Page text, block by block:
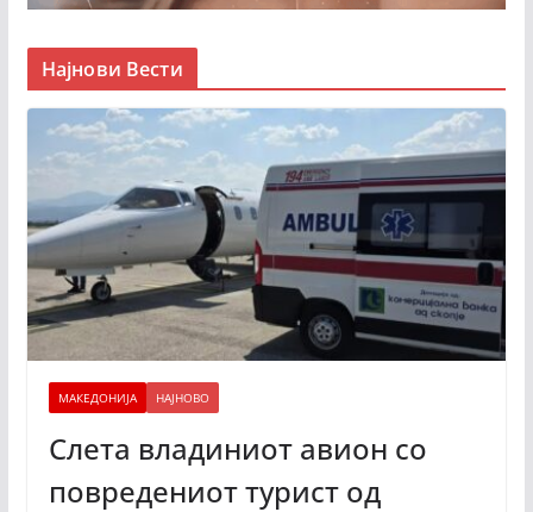
Најнови Вести
МАКЕДОНИЈА НАЈНОВО
Слета владиниот авион со
повредениот турист од